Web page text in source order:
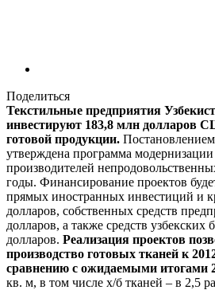
Поделиться
Текстильные предприятия
инвестируют 183,8 млн долларов
готовой продукции.
утверждена программа
производителей
годы. Финансирование проектов
прямых иностранных инвестиций и
долларов, собственных средств
долларов, а также средств узбекских
долларов. Реализация проектов
производство готовых тканей к
сравнению с ожидаемыми итогами
кв. м, в том числе х/б тканей – в 2,5